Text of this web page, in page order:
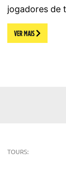
jogadores de
VER MAIS
TOURS: